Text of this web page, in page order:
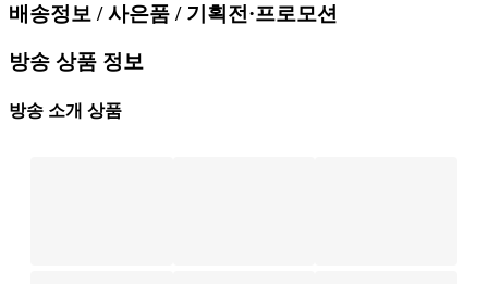
배송정보 / 사은품 / 기획전·프로모션
방송 상품 정보
방송 소개 상품